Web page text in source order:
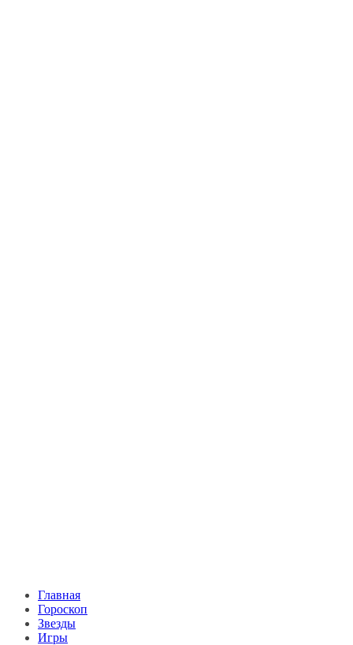
Главная
Гороскоп
Звезды
Игры